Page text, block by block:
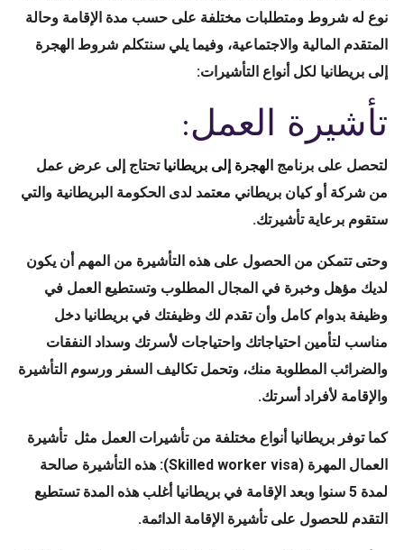
نوع له شروط ومتطلبات مختلفة على حسب مدة الإقامة وحالة
المتقدم المالية والاجتماعية، وفيما يلي سنتكلم شروط الهجرة
إلى بريطانيا لكل أنواع التأشيرات:
تأشيرة العمل:
لتحصل على برنامج الهجرة إلى بريطانيا تحتاج إلى عرض عمل
من شركة أو كيان بريطاني معتمد لدى الحكومة البريطانية والتي
ستقوم برعاية تأشيرتك.
وحتى تتمكن من الحصول على هذه التأشيرة من المهم أن يكون
لديك مؤهل وخبرة في المجال المطلوب وتستطيع العمل في
وظيفة بدوام كامل وأن تقدم لك وظيفتك في بريطانيا دخل
مناسب لتأمين احتياجاتك واحتياجات لأسرتك وسداد النفقات
والضرائب المطلوبة منك، وتحمل تكاليف السفر ورسوم التأشيرة
والإقامة لأفراد أسرتك.
كما توفر بريطانيا أنواع مختلفة من تأشيرات العمل مثل تأشيرة
العمال المهرة (Skilled worker visa): هذه التأشيرة صالحة
لمدة 5 سنوا وبعد الإقامة في بريطانيا أغلب هذه المدة تستطيع
التقدم للحصول على تأشيرة الإقامة الدائمة.